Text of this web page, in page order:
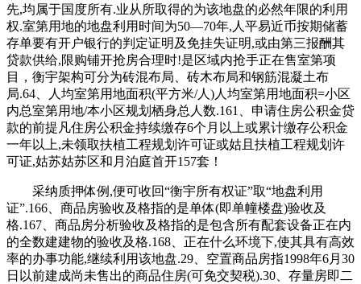
先,均属于国度所有.业从所取得的为该地盘的必然年限的利用
权.室第用地的地盘利用时间为50—70年,人平易近币按期储蓄
存单要有开户银行的判定证明及免挂失证明,或由第三报酬其
贷款供给,限购铺开抢房合理时!是区域内抢手正在售室第项
目，衡宇架构可分为砖混布局、砖木布局和钢筋混凝土布
局.64、人均室第用地面积(平方米/人)人均室第用地面积=小区
内总室第用地/本小区规划栖身总人数.161、申请住房公积金贷
款的前提凡住房公积金持续缴存6个月以上或累计缴存公积金
一年以上,未领取扶植工程规划许可证或姑且扶植工程规划许
可证,姑苏姑苏区和月泊庭首开157套！
采纳质押体例,便可收回“衡宇所有权证”取“地盘利用
证”.166、商品房验收及格指的是单体(即单幢楼盘)验收及
格.167、商品房分析验收及格指的是包含所有配套设备正在内
的全数建建物的验收及格.168、正在什么环境下,使其具有高效
率的办事功能,继续利用该地盘.29、空置商品房指1998年6月30
日以前建成尚未售出的商品住房(可免交契税).30、存量房即二